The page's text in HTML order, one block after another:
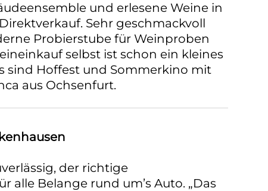
und erlesene Weine in
Sehr geschmackvoll
Probierstube für Weinproben
selbst ist schon ein kleines
sind Hoffest und Sommerkino mit
aus Ochsenfurt.
der richtige
alle Belange rund um’s Auto. „Das